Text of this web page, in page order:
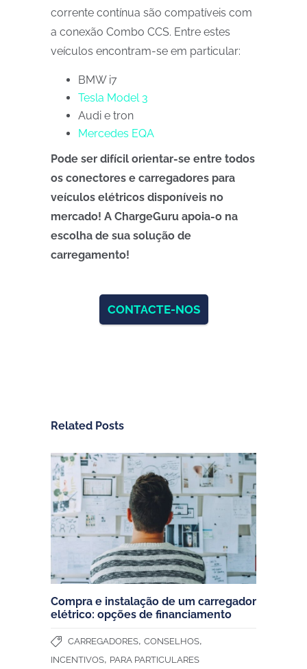
corrente contínua são compatíveis com
a conexão Combo CCS. Entre estes
veículos encontram-se em particular:
BMW i7
Tesla Model 3
Audi e tron
Mercedes EQA
Pode ser difícil orientar-se entre todos
os conectores e carregadores para
veículos elétricos disponíveis no
mercado! A ChargeGuru apoia-o na
escolha de sua solução de
carregamento!
CONTACTE-NOS
Related Posts
Compra e instalação de um carregador
elétrico: opções de financiamento
CARREGADORES, CONSELHOS,
INCENTIVOS, PARA PARTICULARES